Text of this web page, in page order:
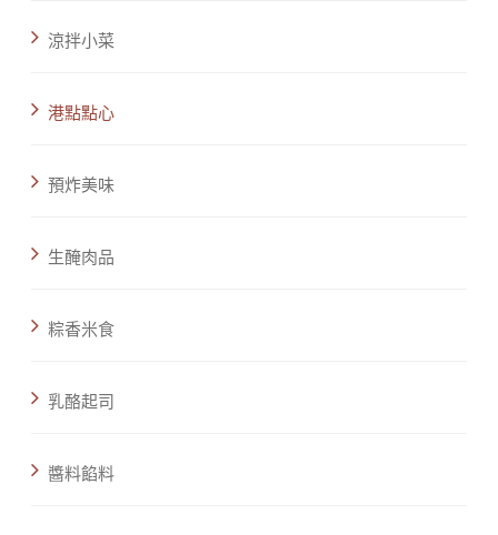
涼拌小菜
港點點心
預炸美味
生醃肉品
粽香米食
乳酪起司
醬料餡料